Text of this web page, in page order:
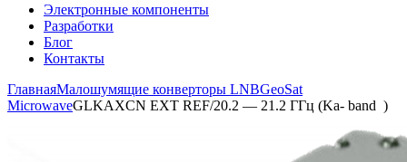
Электронные компоненты
Разработки
Блог
Контакты
ГлавнаяМалошумящие конверторы LNBGeoSat
MicrowaveGLKAXCN EXT REF/20.2 — 21.2 ГГц (Ka- band )